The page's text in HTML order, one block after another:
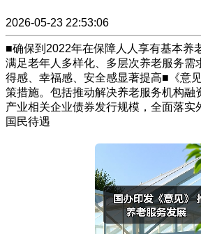
2026-05-23 22:53:06
■确保到2022年在保障人人享有基本养
满足老年人多样化、多层次养老服务需
得感、幸福感、安全感显著提高■《意
策措施。包括推动解决养老服务机构融
产业相关企业债券发行规模，全面落实
国民待遇